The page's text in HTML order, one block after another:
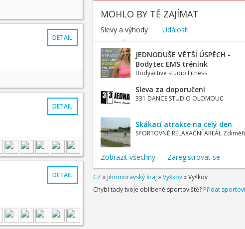
DETAIL
DETAIL
DETAIL
MOHLO BY TĚ ZAJÍMAT
Slevy a výhody Události
JEDNODUŠE VĚTŠÍ ÚSPĚCH -
Bodytec EMS trénink
Bodyactive studio Fitness
Sleva za doporučení
331 DANCE STUDIO OLOMOUC
Skákací atrakce na celý den
SPORTOVNĚ RELAXAČNÍ AREÁL
Zobrazit všechny Zaregistrovat se
CZ» Jihomoravský kraj »Vyškov»Vyškov
Chybí tady tvoje oblíbené sportoviště? Přidat